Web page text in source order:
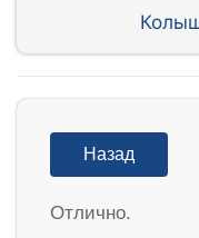
Назад
Отлично.